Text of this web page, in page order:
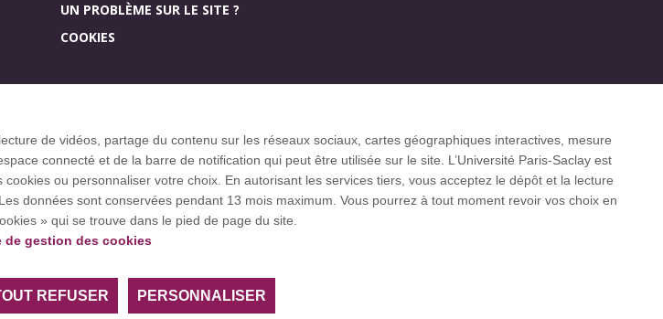
UN PROBLÈME SUR LE SITE ?
COOKIES
membre des réseaux européens et internationaux CESAER, EUA, EUF, LERU, U7+
de vidéos, partage du contenu sur les réseaux sociaux, cartes géographiques interactives, mesure
connecté et de la barre de notification qui peut être utilisée sur le site. L’Université Paris-Saclay est
ou personnaliser votre choix. En autorisant les services tiers, vous acceptez le dépôt et la lecture
données sont conservées pendant 13 mois maximum. Vous pourrez à tout moment revoir vos choix en
» qui se trouve dans le pied de page du site.
de gestion des cookies
REFUSER PERSONNALISER